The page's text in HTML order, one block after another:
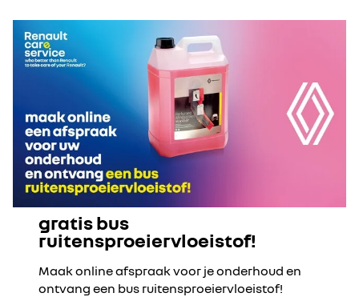
gratis bus
ruitensproeiervloeistof!
Maak online afspraak voor je onderhoud en
ontvang een bus ruitensproeiervloeistof!